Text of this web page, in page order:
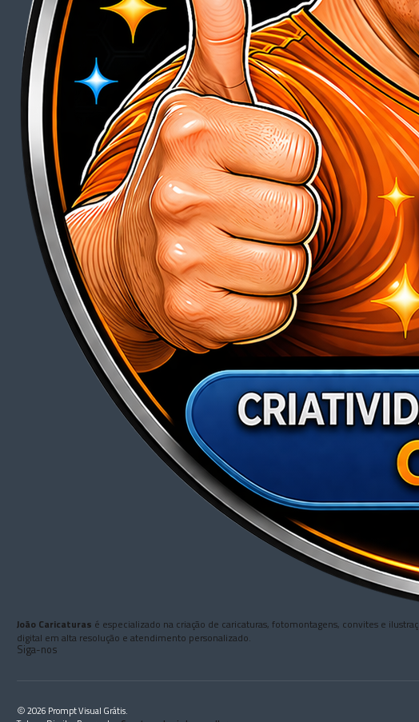
João Caricaturas é especializado na criação de caricaturas, fotomontagens, convites e
digital em alta resolução e atendimento personalizado.
Siga-nos
2026 Prompt Visual Grátis.